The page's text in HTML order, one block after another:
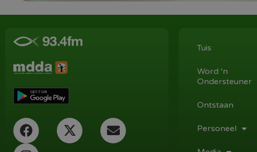
Tuis
Word ‘n
Ondersteuner
Ontstaan
Personeel